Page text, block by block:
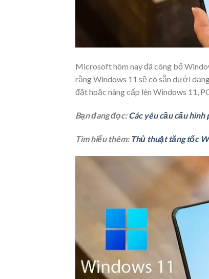
Microsoft hôm nay đã công bố
rằng Windows 11 sẽ có sẵn dưới
đặt hoặc nâng cấp lên Windows 11,
Bạn đang đọc:Các yêu cầu cấu
Tìm hiểu thêm: Thủ thuật tăng tốc